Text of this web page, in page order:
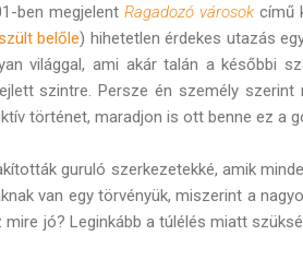
ben megjelent Ragadozó városokcímű
belőle) hihetetlen érdekes utazás
világgal, ami akár talán a későbbi
szintre. Persze én személy
történet, maradjon is ott benne ez a
guruló szerkezetekké, amik
van egy törvényük, miszerint a
mire jó? Leginkább a túlélés miatt